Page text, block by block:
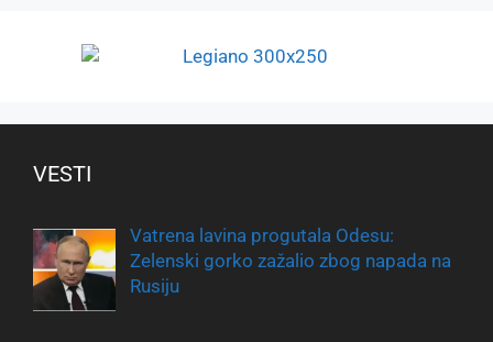
VESTI
Vatrena lavina progutala Odesu:
Zelenski gorko zažalio zbog napada na
Rusiju